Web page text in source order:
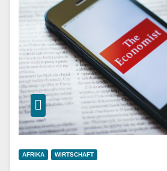
AFRIKA WIRTSCHAFT